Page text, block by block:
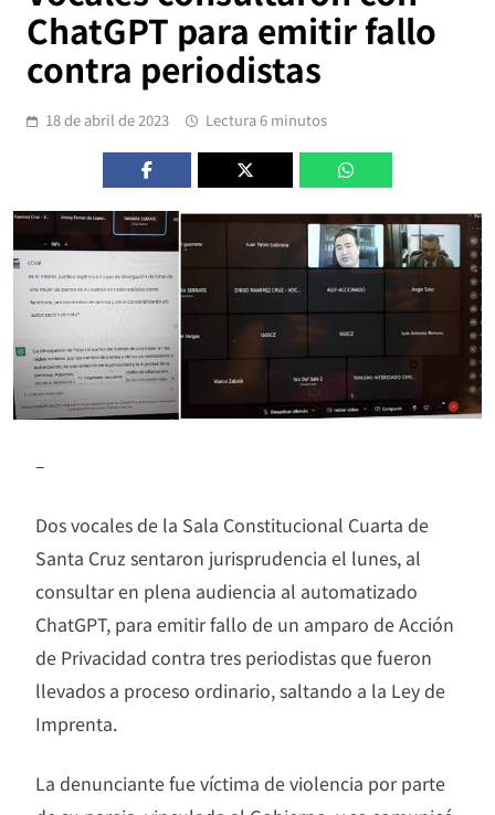
ChatGPT para emitir fallo
contra periodistas
18 de abril de 2023 Lectura 6 minutos
–
Dos vocales de la Sala Constitucional Cuarta de
Santa Cruz sentaron jurisprudencia el lunes, al
consultar en plena audiencia al automatizado
ChatGPT, para emitir fallo de un amparo de Acción
de Privacidad contra tres periodistas que fueron
llevados a proceso ordinario, saltando a la Ley de
Imprenta.
La denunciante fue víctima de violencia por parte